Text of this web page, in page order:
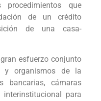
procedimientos que
de un crédito
de una casa-
esfuerzo conjunto
y organismos de la
bancarias, cámaras
para